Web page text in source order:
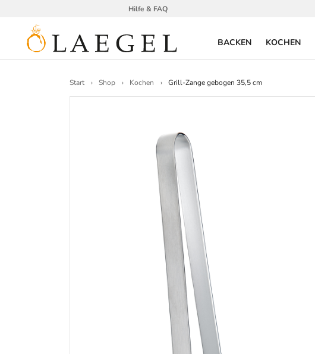
Hilfe & FAQ
BACKEN KOCHEN
Start Shop Kochen Grill-Zange gebogen 35,5 cm